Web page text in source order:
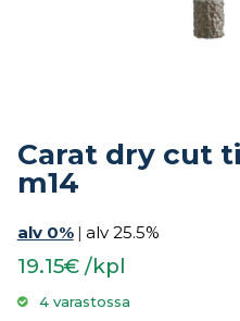
Carat dry cut
m14
alv 0% | alv 25.5%
19.15€ /kpl
4 varastossa